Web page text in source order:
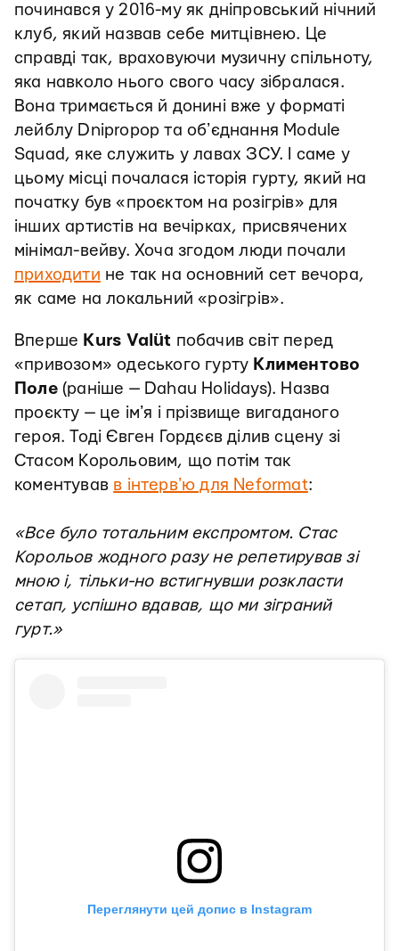
починався у 2016-му як дніпровський нічний
клуб, який назвав себе митцівнею. Це
справді так, враховуючи музичну спільноту,
яка навколо нього свого часу зібралася.
Вона тримається й донині вже у форматі
лейблу Dnipropop та обʼєднання Module
Squad, яке служить у лавах ЗСУ. І саме у
цьому місці почалася історія гурту, який на
початку був «проєктом на розігрів» для
інших артистів на вечірках, присвячених
мінімал-вейву. Хоча згодом люди почали
приходити не так на основний сет вечора,
як саме на локальний «розігрів».
Вперше Kurs Valüt побачив світ перед
«привозом» одеського гурту Климентово
Поле(раніше — Dahau Holidays). Назва
проєкту — це імʼя і прізвище вигаданого
героя. Тоді Євген Гордєєв ділив сцену зі
Стасом Корольовим, що потім так
коментував в інтервʼю для Neformat:
«Все було тотальним експромтом. Стас
Корольов жодного разу не репетирував зі
мною і, тільки-но встигнувши розкласти
сетап, успішно вдавав, що ми зіграний
гурт.»
Переглянути цей допис в Instagram